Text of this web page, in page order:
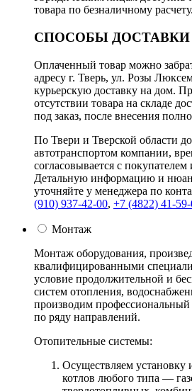
товара по безналичному расчету.
СПОСОБЫ ДОСТАВКИ
Оплаченный товар можно
адресу г. Тверь, ул. Розы
курьерскую доставку на дом.
отсутствии товара на складе
под заказ, после внесения
По Твери и Тверской области
автотранспортом компании,
согласовывается с
Детальную информацию и
уточняйте у менеджера по
(910) 937-42-00, +7 (4822) 41-
Монтаж
Монтаж оборудования,
квалифицированными
условие продолжительной и
систем отопления,
производим
по ряду направлений.
Отопительные системы:
Осуществляем установку
котлов любого типа —